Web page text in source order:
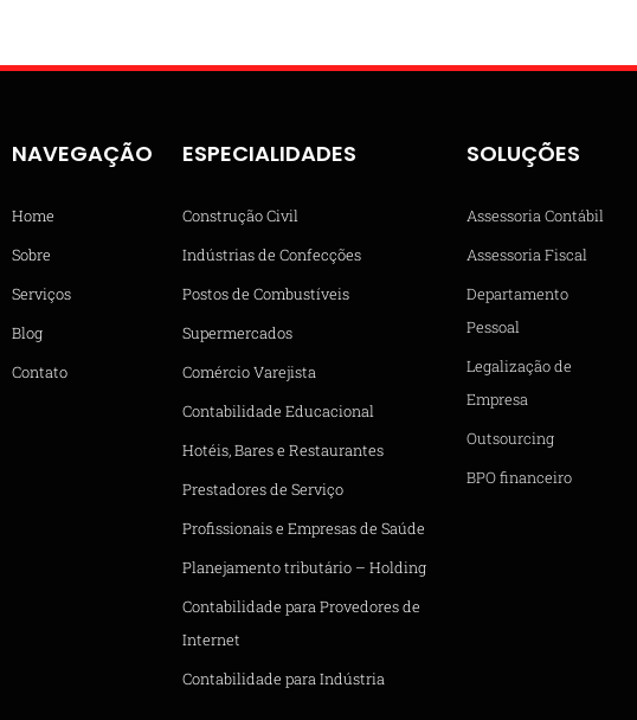
NAVEGAÇÃO
Home
Sobre
Serviços
Blog
Contato
ESPECIALIDADES
Construção Civil
Indústrias de Confecções
Postos de Combustíveis
Supermercados
Comércio Varejista
Contabilidade Educacional
Hotéis, Bares e Restaurantes
Prestadores de Serviço
Profissionais e Empresas de Saúde
Planejamento tributário – Holding
Contabilidade para Provedores de
Internet
Contabilidade para Indústria
SOLUÇÕES
Assessoria Contábil
Assessoria Fiscal
Departamento
Pessoal
Legalização de
Empresa
Outsourcing
BPO financeiro